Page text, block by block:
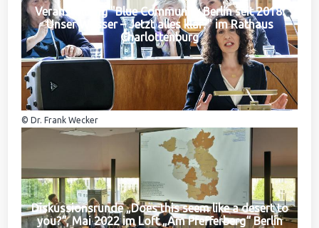
Veranstaltung "Blue Community Berlin seit 2018:
Unser Wasser – Jetzt alles klar?" im Rathaus
Charlottenburg
© Dr. Frank Wecker
Diskussionsrunde „Does this seem like a desert to
you?“, Mai 2022 im Loft „Am Pfefferberg“ Berlin